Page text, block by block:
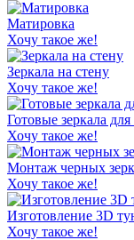
Матировка
Хочу такое же!
Зеркала на стену
Хочу такое же!
Готовые зеркала
Хочу такое же!
Монтаж черных
Хочу такое же!
Изготовление 3D
Хочу такое же!